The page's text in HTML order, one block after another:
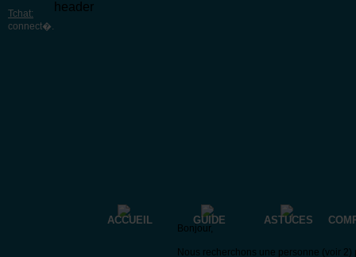
Tchat:
connect�.
header
ACCUEIL GUIDE ASTUCES
Bonjour,
Nous recherchons une personne (voir